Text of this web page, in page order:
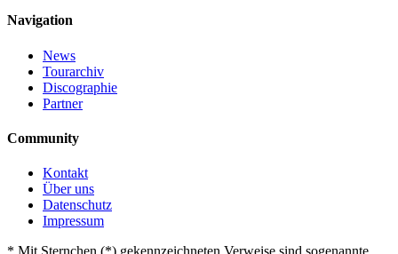
Navigation
News
Tourarchiv
Discographie
Partner
Community
Kontakt
Über uns
Datenschutz
Impressum